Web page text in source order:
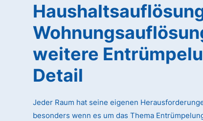
weitere
Detail
Jeder Raum hat seine eigenen
besonders wenn es um das Thema